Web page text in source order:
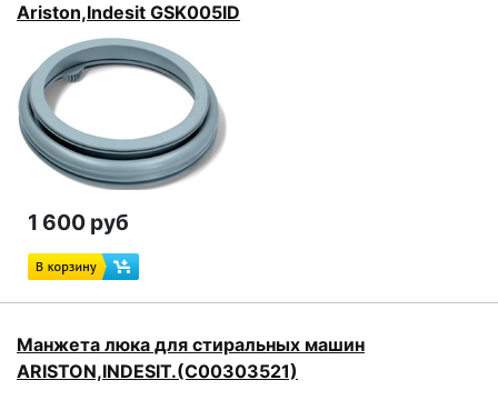
Ariston,Indesit GSK005ID
1 600 руб
Манжета люка для стиральных машин
ARISTON,INDESIT.(C00303521)